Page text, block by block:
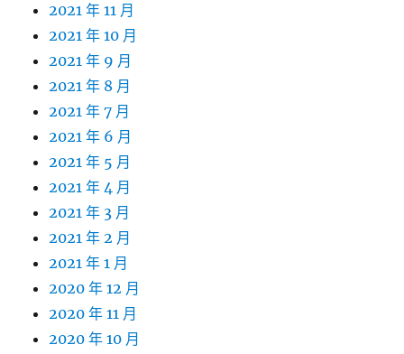
2021 年 11 月
2021 年 10 月
2021 年 9 月
2021 年 8 月
2021 年 7 月
2021 年 6 月
2021 年 5 月
2021 年 4 月
2021 年 3 月
2021 年 2 月
2021 年 1 月
2020 年 12 月
2020 年 11 月
2020 年 10 月